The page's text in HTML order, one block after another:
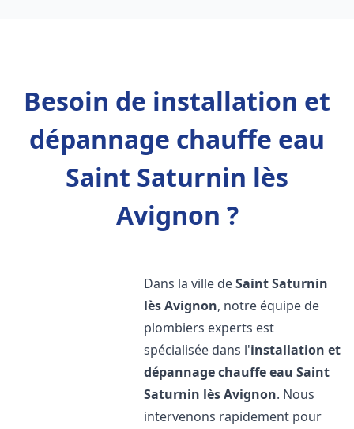
Besoin de installation et
dépannage chauffe eau
Saint Saturnin lès
Avignon ?
Dans la ville deSaint Saturnin
lès Avignon, notre équipe de
plombiers experts est
spécialisée dans l'installation et
dépannage chauffe eau Saint
Saturnin lès Avignon. Nous
intervenons rapidement pour